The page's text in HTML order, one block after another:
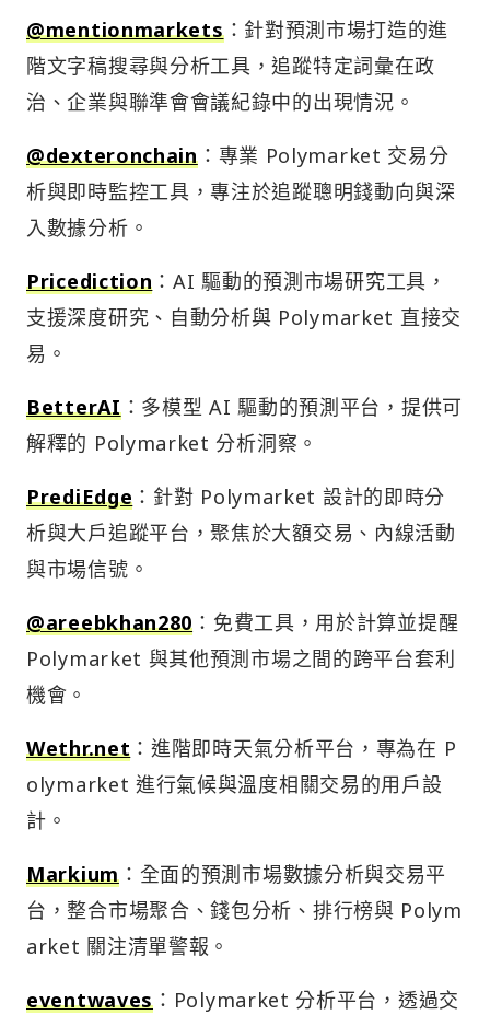
@mentionmarkets：針對預測市場打造的進
階文字稿搜尋與分析工具，追蹤特定詞彙在政
治、企業與聯準會會議紀錄中的出現情況。
@dexteronchain：專業 Polymarket 交易分
析與即時監控工具，專注於追蹤聰明錢動向與深
入數據分析。
Pricediction ：AI 驅動的預測市場研究工具，
支援深度研究、自動分析與 Polymarket 直接交
易。
BetterAI：多模型 AI 驅動的預測平台，提供可
解釋的 Polymarket 分析洞察。
PrediEdge ：針對 Polymarket 設計的即時分
析與大戶追蹤平台，聚焦於大額交易、內線活動
與市場信號。
@areebkhan280 ：免費工具，用於計算並提醒
Polymarket 與其他預測市場之間的跨平台套利
機會。
Wethr.net ：進階即時天氣分析平台，專為在 P
olymarket 進行氣候與溫度相關交易的用戶設
計。
Markium：全面的預測市場數據分析與交易平
台，整合市場聚合、錢包分析、排行榜與 Polym
arket 關注清單警報。
eventwaves ：Polymarket 分析平台，透過交